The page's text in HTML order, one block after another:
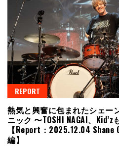
REPORT
熱気と興奮に包まれたシェー
ニック 〜TOSHI NAGAI、
【Report：2025.12.04 Shane
編】